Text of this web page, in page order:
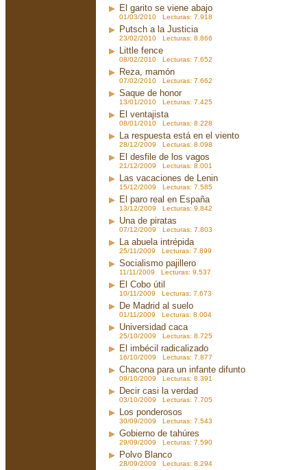
El garito se viene abajo
01/03/2010 Lecturas: 7.918
Putsch a la Justicia
23/02/2010 Lecturas: 8.866
Little fence
08/02/2010 Lecturas: 7.652
Reza, mamón
07/02/2010 Lecturas: 7.662
Saque de honor
13/01/2010 Lecturas: 7.425
El ventajista
08/01/2010 Lecturas: 8.228
La respuesta está en el viento
28/12/2009 Lecturas: 8.098
El desfile de los vagos
21/12/2009 Lecturas: 8.001
Las vacaciones de Lenin
15/12/2009 Lecturas: 7.585
El paro real en España
13/12/2009 Lecturas: 9.842
Una de piratas
07/12/2009 Lecturas: 7.803
La abuela intrépida
25/11/2009 Lecturas: 7.899
Socialismo pajillero
11/11/2009 Lecturas: 9.537
El Cobo útil
10/11/2009 Lecturas: 7.673
De Madrid al suelo
01/11/2009 Lecturas: 8.004
Universidad caca
25/10/2009 Lecturas: 8.725
El imbécil radicalizado
16/10/2009 Lecturas: 7.877
Chacona para un infante difunto
09/10/2009 Lecturas: 8.391
Decir casi la verdad
03/10/2009 Lecturas: 7.705
Los ponderosos
30/09/2009 Lecturas: 7.543
Gobierno de tahúres
29/09/2009 Lecturas: 7.590
Polvo Blanco
28/09/2009 Lecturas: 8.294